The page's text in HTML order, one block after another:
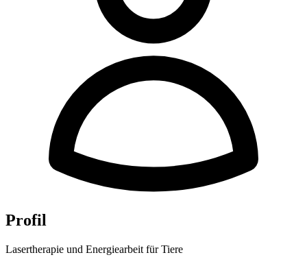
Profil
Lasertherapie und Energiearbeit für Tiere